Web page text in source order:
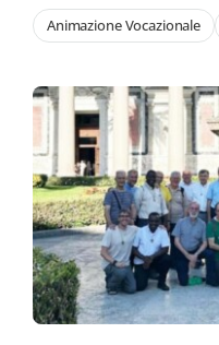
Animazione Vocazionale